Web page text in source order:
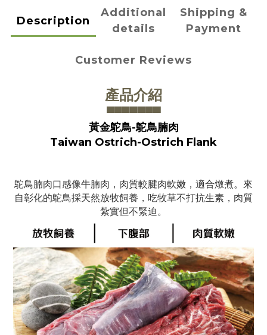
Description
Additional
details
Shipping &
Payment
Customer Reviews
產品介紹
▀▀▀▀▀▀▀
黃金鴕鳥-鴕鳥腩肉
Taiwan Ostrich-Ostrich Flank
鴕鳥腩肉口感像牛腩肉，肉質較腱肉軟嫩，適合燉煮。 來
自彰化的鴕鳥採天然放牧飼養，吃牧草不打抗生素，肉質
紮實但不緊迫。